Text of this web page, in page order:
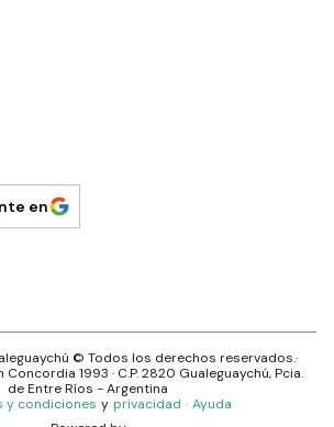
en
© Todos los derechos reservados.·
Concordia 1993 · C.P.2820 Gualeguaychú, Pcia.
deEntre Ríos - Argentina
y condiciones y privacidad · Ayuda